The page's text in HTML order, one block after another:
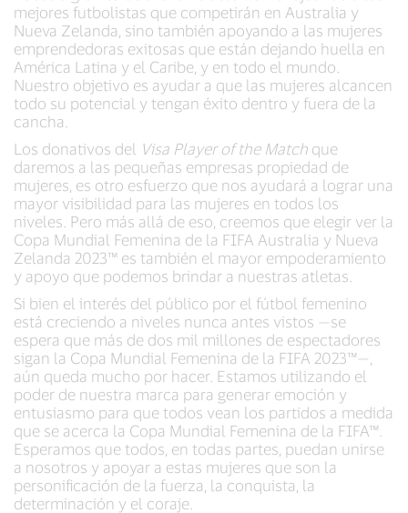
mejores futbolistas que competirán en Australia y
Nueva Zelanda, sino también apoyando a las mujeres
emprendedoras exitosas que están dejando huella en
América Latina y el Caribe, y en todo el mundo.
Nuestro objetivo es ayudar a que las mujeres alcancen
todo su potencial y tengan éxito dentro y fuera de la
cancha.
Los donativos del Visa Player of the Match que
daremos a las pequeñas empresas propiedad de
mujeres, es otro esfuerzo que nos ayudará a lograr una
mayor visibilidad para las mujeres en todos los
niveles. Pero más allá de eso, creemos que elegir ver la
Copa Mundial Femenina de la FIFA Australia y Nueva
Zelanda 2023™ es también el mayor empoderamiento
y apoyo que podemos brindar a nuestras atletas.
Si bien el interés del público por el fútbol femenino
está creciendo a niveles nunca antes vistos —se
espera que más de dos mil millones de espectadores
sigan la Copa Mundial Femenina de la FIFA 2023™—,
aún queda mucho por hacer. Estamos utilizando el
poder de nuestra marca para generar emoción y
entusiasmo para que todos vean los partidos a medida
que se acerca la Copa Mundial Femenina de la FIFA™.
Esperamos que todos, en todas partes, puedan unirse
a nosotros y apoyar a estas mujeres que son la
personificación de la fuerza, la conquista, la
determinación y el coraje.